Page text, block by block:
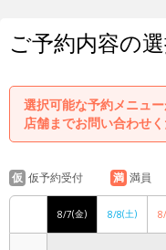
ご予約内容の
選択可能な予約メニュー
店舗までお問い合わせく
仮 仮予約受付 満 満員
8/7(金) 8/8(土)
8:00
9:00